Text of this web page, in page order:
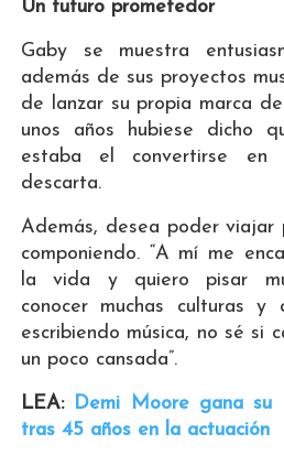
Un futuro prometedor
Gaby se muestra
además de sus proyectos
de lanzar su propia marca
unos años hubiese dicho
estaba el convertirse
descarta.
Además, desea poder viajar
componiendo. “A mí me
la vida y quiero pisar
conocer muchas culturas y
escribiendo música, no sé si
un poco cansada”.
LEA: Demi Moore gana su
tras 45 años en la actuación